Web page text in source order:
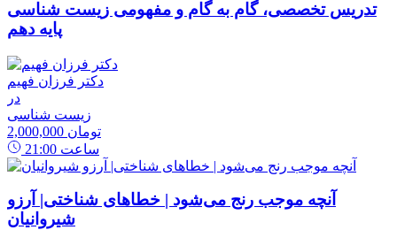
تدریس تخصصی، گام به گام و مفهومی زیست شناسی
پایه دهم
دکتر فرزان فهیم
در
زیست شناسی
2,000,000 تومان
21:00 ساعت
آنچه موجب رنج می‌شود | خطاهای شناختی| آرزو
شیروانیان